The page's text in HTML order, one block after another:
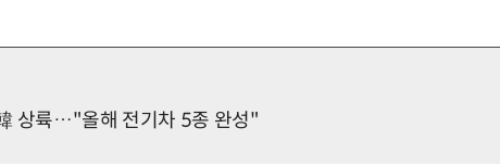
상륙…"올해 전기차 5종 완성"